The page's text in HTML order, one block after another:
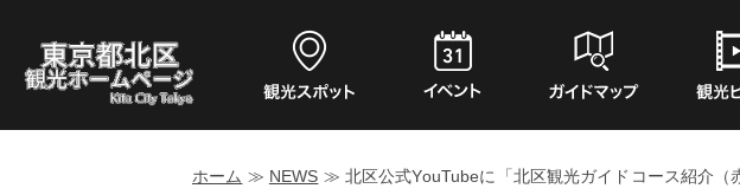
ホーム ≫ NEWS ≫ 北区公式YouTubeに「北区観光ガイドコース紹介（